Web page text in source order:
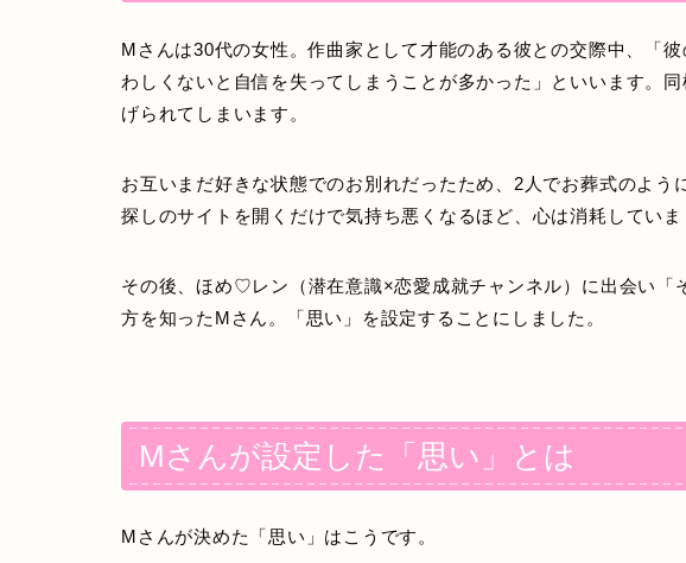
Mさんは30代の女性。作曲家として才能のある彼との交際中、「
わしくないと自信を失ってしまうことが多かった」といいます。
げられてしまいます。
お互いまだ好きな状態でのお別れだったため、2人でお葬式のよう
探しのサイトを開くだけで気持ち悪くなるほど、心は消耗していま
その後、ほめ♡レン（潜在意識×恋愛成就チャンネル）に出会い「
方を知ったMさん。「思い」を設定することにしました。
Mさんが設定した「思い」とは
Mさんが決めた「思い」はこうです。